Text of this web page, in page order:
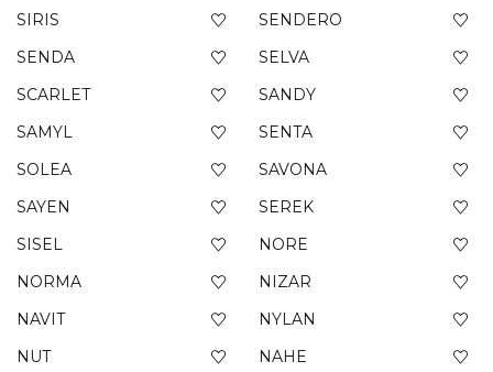
SIRIS
SENDERO
SENDA
SELVA
SCARLET
SANDY
SAMYL
SENTA
SOLEA
SAVONA
SAYEN
SEREK
SISEL
NORE
NORMA
NIZAR
NAVIT
NYLAN
NUT
NAHE